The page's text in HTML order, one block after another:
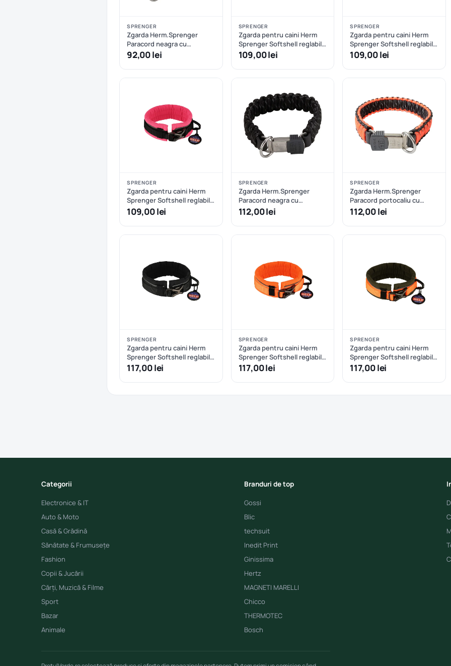
SPRENGER
Zgarda Herm.Sprenger
Paracord neagra cu
eliberare rapida - 40 cm
92,00 lei
SPRENGER
Zgarda pentru caini Herm
Sprenger Softshell reglabila
- XXS/XS - Negru
109,00 lei
SPRENGER
Zgarda pentru caini Herm
Sprenger Softshell reglabila
- XXS/XS - Oranj
109,00 lei
SPRENGER
Zgarda pentru caini Herm
Sprenger Softshell reglabila
- XXS/XS - Roz
109,00 lei
SPRENGER
Zgarda Herm.Sprenger
Paracord neagra cu
eliberare rapida - 60 cm
112,00 lei
SPRENGER
Zgarda Herm.Sprenger
Paracord portocaliu cu
eliberare rapida - 60 cm
112,00 lei
SPRENGER
Zgarda pentru caini Herm
Sprenger Softshell reglabila
- S/M - Negru
117,00 lei
SPRENGER
Zgarda pentru caini Herm
Sprenger Softshell reglabila
- S/M - Oranj
117,00 lei
SPRENGER
Zgarda pentru caini Herm
Sprenger Softshell reglabila
- S/M - Oranj+Kaki
117,00 lei
Categorii
Electronice & IT
Auto & Moto
Casă & Grădină
Sănătate & Frumusețe
Fashion
Copii & Jucării
Cărți, Muzică & Filme
Sport
Bazar
Animale
Branduri de top
Gossi
Blic
techsuit
Inedit Print
Ginissima
Hertz
MAGNETI MARELLI
Chicco
THERMOTEC
Bosch